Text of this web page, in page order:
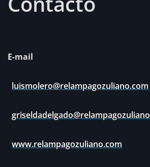
E-mail
luismolero@relampagozuliano.com
www.relampagozuliano.com